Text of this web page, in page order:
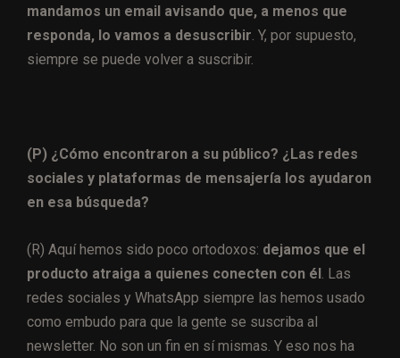
mandamos un email avisando que, a menos que
responda, lo vamos a desuscribir. Y, por supuesto,
siempre se puede volver a suscribir.
(P) ¿Cómo encontraron a su público? ¿Las redes
sociales y plataformas de mensajería los ayudaron
en esa búsqueda?
(R) Aquí hemos sido poco ortodoxos: dejamos que el
producto atraiga a quienes conecten con él. Las
redes sociales y WhatsApp siempre las hemos usado
como embudo para que la gente se suscriba al
newsletter. No son un fin en sí mismas. Y eso nos ha